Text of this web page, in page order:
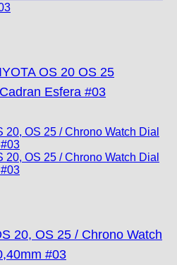
OS 20 OS 25
Esfera #03
20, OS 25 / Chrono Watch
#03